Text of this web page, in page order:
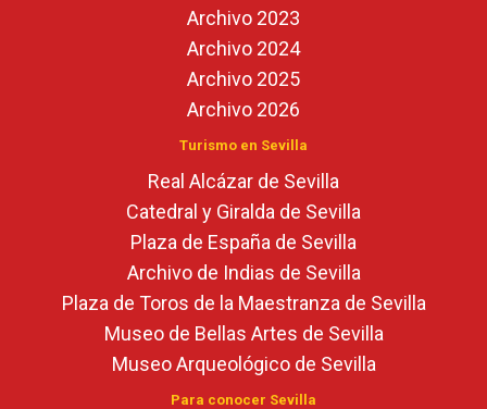
Archivo 2023
Archivo 2024
Archivo 2025
Archivo 2026
Turismo en Sevilla
Real Alcázar de Sevilla
Catedral y Giralda de Sevilla
Plaza de España de Sevilla
Archivo de Indias de Sevilla
Plaza de Toros de la Maestranza de Sevilla
Museo de Bellas Artes de Sevilla
Museo Arqueológico de Sevilla
Para conocer Sevilla